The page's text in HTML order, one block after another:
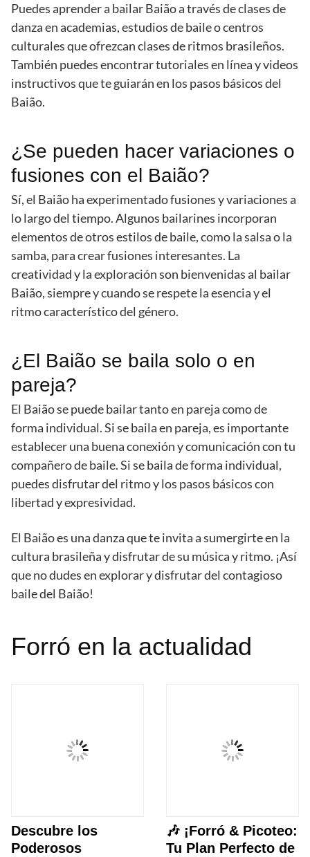
Puedes aprender a bailar Baião a través de clases de
danza en academias, estudios de baile o centros
culturales que ofrezcan clases de ritmos brasileños.
También puedes encontrar tutoriales en línea y videos
instructivos que te guiarán en los pasos básicos del
Baião.
¿Se pueden hacer variaciones o
fusiones con el Baião?
Sí, el Baião ha experimentado fusiones y variaciones a
lo largo del tiempo. Algunos bailarines incorporan
elementos de otros estilos de baile, como la salsa o la
samba, para crear fusiones interesantes. La
creatividad y la exploración son bienvenidas al bailar
Baião, siempre y cuando se respete la esencia y el
ritmo característico del género.
¿El Baião se baila solo o en
pareja?
El Baião se puede bailar tanto en pareja como de
forma individual. Si se baila en pareja, es importante
establecer una buena conexión y comunicación con tu
compañero de baile. Si se baila de forma individual,
puedes disfrutar del ritmo y los pasos básicos con
libertad y expresividad.
El Baião es una danza que te invita a sumergirte en la
cultura brasileña y disfrutar de su música y ritmo. ¡Así
que no dudes en explorar y disfrutar del contagioso
baile del Baião!
Forró en la actualidad
Descubre los
Poderosos
🎶 ¡Forró & Picoteo:
Tu Plan Perfecto de